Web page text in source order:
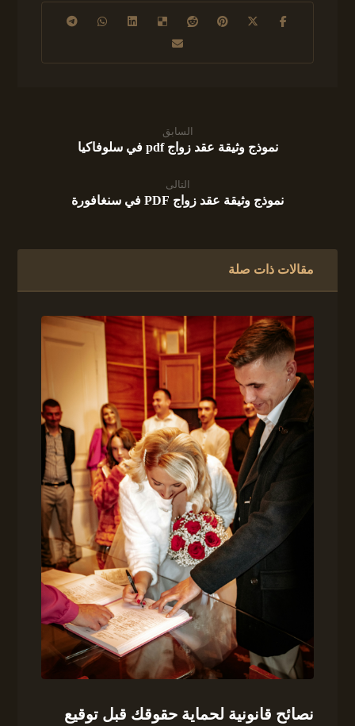
السابق
نموذج وثيقة عقد زواج pdf في سلوفاكيا
التالى
نموذج وثيقة عقد زواج PDF في سنغافورة
مقالات ذات صلة
نصائح قانونية لحماية حقوقك قبل توقيع